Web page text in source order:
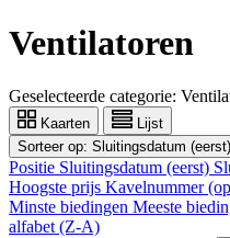
Ventilatoren
Geselecteerde categorie:
Kaarten
Lijst
Sorteer op: Sluitingsdatum (eerst)
Positie Sluitingsdatum (eerst)
Hoogste prijs Kavelnummer
Minste biedingen Meeste
alfabet (Z-A)